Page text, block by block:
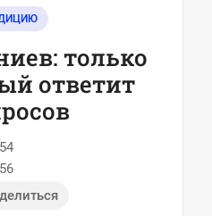
только
ответит